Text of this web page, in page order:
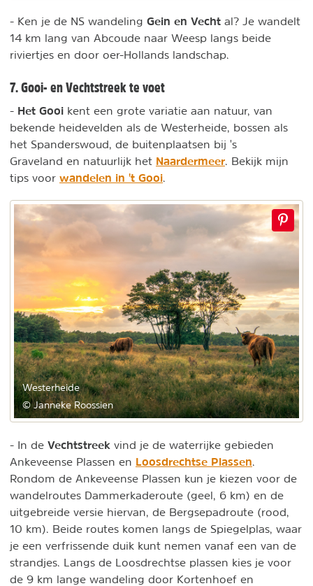
- Ken je de NS wandeling Gein en Vecht al? Je wandelt
14 km lang van Abcoude naar Weesp langs beide
riviertjes en door oer-Hollands landschap.
7. Gooi- en Vechtstreek te voet
- Het Gooi kent een grote variatie aan natuur, van
bekende heidevelden als de Westerheide, bossen als
het Spanderswoud, de buitenplaatsen bij 's
Graveland en natuurlijk het Naardermeer . Bekijk mijn
tips voor wandelen in 't Gooi
Westerheide
© Janneke Roossien
- In de Vechtstreek vind je de waterrijke gebieden
Ankeveense Plassen en Loosdrechtse Plassen
Rondom de Ankeveense Plassen kun je kiezen voor de
wandelroutes Dammerkaderoute (geel, 6 km) en de
uitgebreide versie hiervan, de Bergsepadroute (rood,
10 km). Beide routes komen langs de Spiegelplas, waar
je een verfrissende duik kunt nemen vanaf een van de
strandjes. Langs de Loosdrechtse plassen kies je voor
de 9 km lange wandeling door Kortenhoef en